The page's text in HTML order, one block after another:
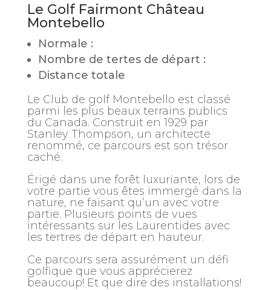
Le Golf Fairmont Château
Montebello
Normale :
Nombre de tertes de départ :
Distance totale
Le Club de golf Montebello est classé
parmi les plus beaux terrains publics
du Canada. Construit en 1929 par
Stanley Thompson, un architecte
renommé, ce parcours est son trésor
caché.
Érigé dans une forêt luxuriante, lors de
votre partie vous êtes immergé dans la
nature, ne faisant qu’un avec votre
partie. Plusieurs points de vues
intéressants sur les Laurentides avec
les tertres de départ en hauteur.
Ce parcours sera assurément un défi
golfique que vous apprécierez
beaucoup! Et que dire des installations!